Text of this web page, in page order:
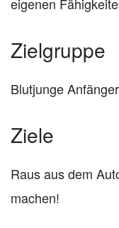
Zielgruppe
Blutjunge
Ziele
Raus aus dem
machen!